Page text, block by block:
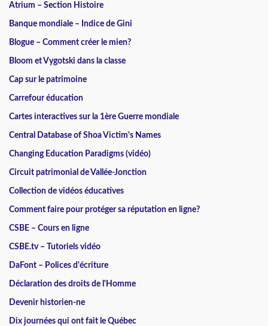
Atrium – Section Histoire
Banque mondiale – Indice de Gini
Blogue – Comment créer le mien?
Bloom et Vygotski dans la classe
Cap sur le patrimoine
Carrefour éducation
Cartes interactives sur la 1ère Guerre mondiale
Central Database of Shoa Victim's Names
Changing Education Paradigms (vidéo)
Circuit patrimonial de Vallée-Jonction
Collection de vidéos éducatives
Comment faire pour protéger sa réputation en ligne?
CSBE – Cours en ligne
CSBE.tv – Tutoriels vidéo
DaFont – Polices d'écriture
Déclaration des droits de l'Homme
Devenir historien-ne
Dix journées qui ont fait le Québec